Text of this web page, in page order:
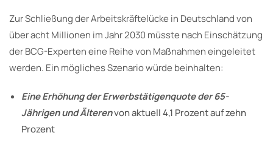
Zur Schließung der Arbeitskräftelücke in Deutschland von
über acht Millionen im Jahr 2030 müsste nach Einschätzung
der BCG-Experten eine Reihe von Maßnahmen eingeleitet
werden. Ein mögliches Szenario würde beinhalten:
Eine Erhöhung der Erwerbstätigenquote der 65-
Jährigen und Älterenvon aktuell 4,1 Prozent auf zehn
Prozent